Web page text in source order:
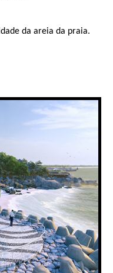
da areia da praia.